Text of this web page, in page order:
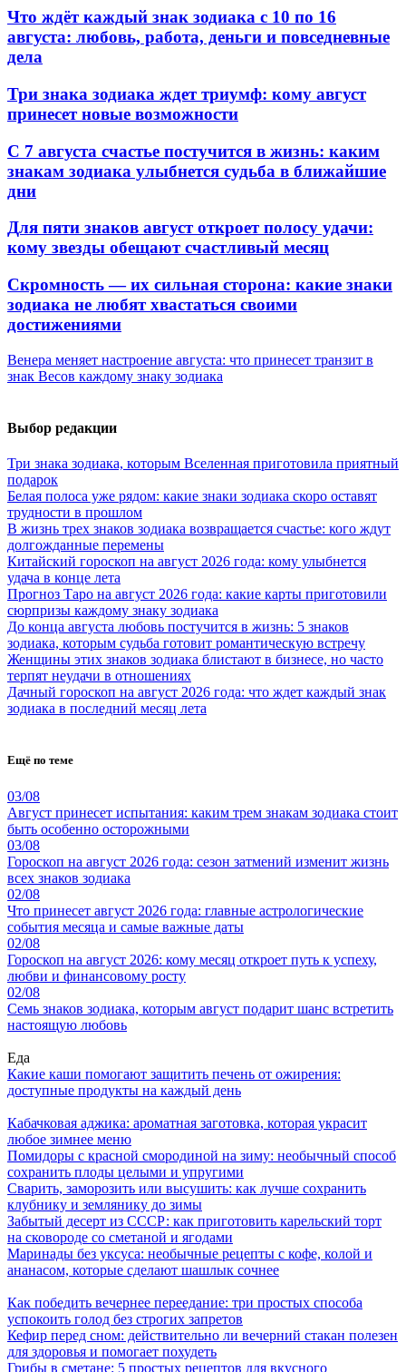
Что ждёт каждый знак зодиака с 10 по 16
августа: любовь, работа, деньги и повседневные
дела
Три знака зодиака ждет триумф: кому август
принесет новые возможности
С 7 августа счастье постучится в жизнь: каким
знакам зодиака улыбнется судьба в ближайшие
дни
Для пяти знаков август откроет полосу удачи:
кому звезды обещают счастливый месяц
Скромность — их сильная сторона: какие знаки
зодиака не любят хвастаться своими
достижениями
Венера меняет настроение августа: что принесет транзит в
знак Весов каждому знаку зодиака
Выбор редакции
Три знака зодиака, которым Вселенная приготовила приятный
подарок
Белая полоса уже рядом: какие знаки зодиака скоро оставят
трудности в прошлом
В жизнь трех знаков зодиака возвращается счастье: кого ждут
долгожданные перемены
Китайский гороскоп на август 2026 года: кому улыбнется
удача в конце лета
Прогноз Таро на август 2026 года: какие карты приготовили
сюрпризы каждому знаку зодиака
До конца августа любовь постучится в жизнь: 5 знаков
зодиака, которым судьба готовит романтическую встречу
Женщины этих знаков зодиака блистают в бизнесе, но часто
терпят неудачи в отношениях
Дачный гороскоп на август 2026 года: что ждет каждый знак
зодиака в последний месяц лета
Ещё по теме
03/08
Август принесет испытания: каким трем знакам зодиака стоит
быть особенно осторожными
03/08
Гороскоп на август 2026 года: сезон затмений изменит жизнь
всех знаков зодиака
02/08
Что принесет август 2026 года: главные астрологические
события месяца и самые важные даты
02/08
Гороскоп на август 2026: кому месяц откроет путь к успеху,
любви и финансовому росту
02/08
Семь знаков зодиака, которым август подарит шанс встретить
настоящую любовь
Еда
Какие каши помогают защитить печень от ожирения:
доступные продукты на каждый день
Кабачковая аджика: ароматная заготовка, которая украсит
любое зимнее меню
Помидоры с красной смородиной на зиму: необычный способ
сохранить плоды целыми и упругими
Сварить, заморозить или высушить: как лучше сохранить
клубнику и землянику до зимы
Забытый десерт из СССР: как приготовить карельский торт
на сковороде со сметаной и ягодами
Маринады без уксуса: необычные рецепты с кофе, колой и
ананасом, которые сделают шашлык сочнее
Как победить вечернее переедание: три простых способа
успокоить голод без строгих запретов
Кефир перед сном: действительно ли вечерний стакан полезен
для здоровья и помогает похудеть
Грибы в сметане: 5 простых рецептов для вкусного